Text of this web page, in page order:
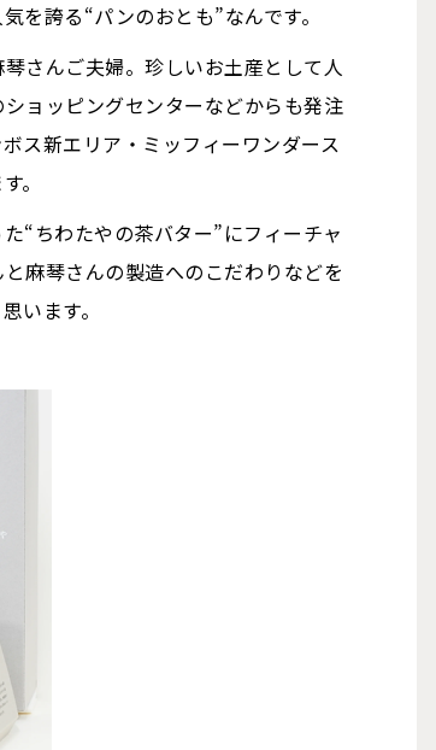
を誇る“パンのおとも”なんです。
さんご夫婦。珍しいお土産として人
ョッピングセンターなどからも発注
ス新エリア・ミッフィーワンダース
。
“ちわたやの茶バター”にフィーチャ
麻琴さんの製造へのこだわりなどを
います。